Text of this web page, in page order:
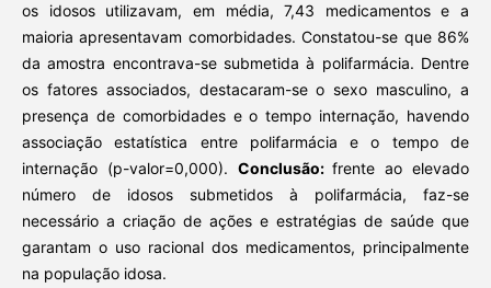
os idosos utilizavam, em média, 7,43 medicamentos e a
maioria apresentavam comorbidades. Constatou-se que 86%
da amostra encontrava-se submetida à polifarmácia. Dentre
os fatores associados, destacaram-se o sexo masculino, a
presença de comorbidades e o tempo internação, havendo
associação estatística entre polifarmácia e o tempo de
internação (p-valor=0,000). Conclusão:frente ao elevado
número de idosos submetidos à polifarmácia, faz-se
necessário a criação de ações e estratégias de saúde que
garantam o uso racional dos medicamentos, principalmente
na população idosa.